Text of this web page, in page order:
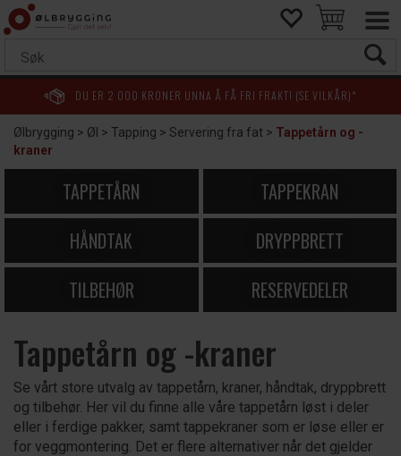
DU ER 2 000 KRONER UNNA Å FÅ FRI FRAKT! (SE VILKÅR)*
Ølbrygging>Øl >Tapping>Servering fra fat>Tappetårn og -
kraner
TAPPETÅRN
TAPPEKRAN
HÅNDTAK
DRYPPBRETT
TILBEHØR
RESERVEDELER
Tappetårn og -kraner
Se vårt store utvalg av tappetårn, kraner, håndtak, dryppbrett
og tilbehør. Her vil du finne alle våre tappetårn løst i deler
eller i ferdige pakker, samt tappekraner som er løse eller er
for veggmontering. Det er flere alternativer når det gjelder